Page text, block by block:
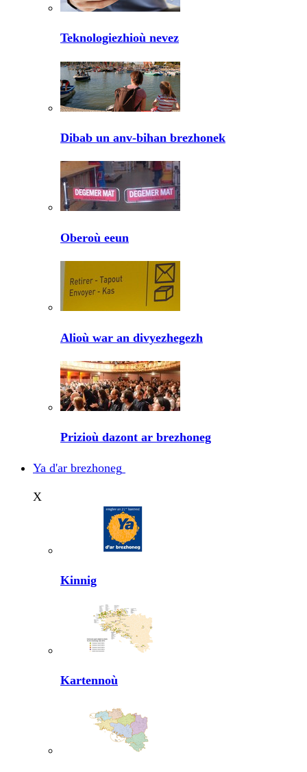
Teknologiezhioù nevez
Dibab un anv-bihan brezhonek
Oberoù eeun
Alioù war an divyezhegezh
Prizioù dazont ar brezhoneg
Ya d'ar brezhoneg
X
Kinnig
Kartennoù